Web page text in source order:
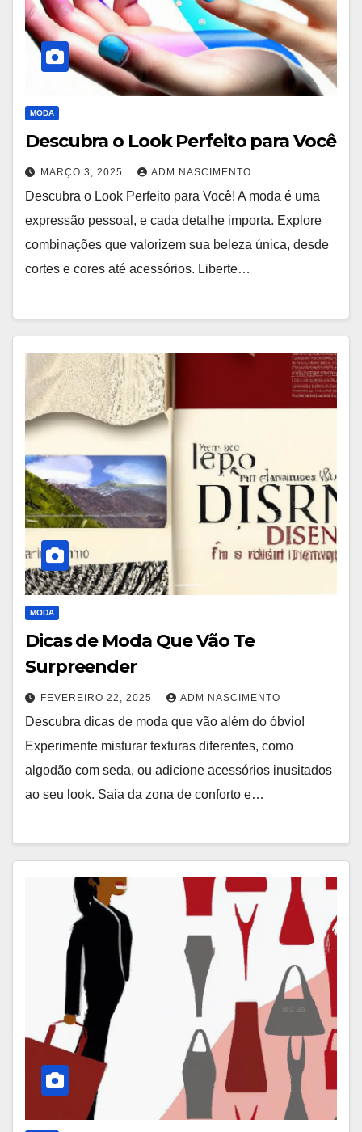
MODA
Descubra o Look Perfeito para Você
MARÇO 3, 2025 ADM NASCIMENTO
Descubra o Look Perfeito para Você! A moda é uma
expressão pessoal, e cada detalhe importa. Explore
combinações que valorizem sua beleza única, desde
cortes e cores até acessórios. Liberte…
MODA
Dicas de Moda Que Vão Te
Surpreender
FEVEREIRO 22, 2025 ADM NASCIMENTO
Descubra dicas de moda que vão além do óbvio!
Experimente misturar texturas diferentes, como
algodão com seda, ou adicione acessórios inusitados
ao seu look. Saia da zona de conforto e…